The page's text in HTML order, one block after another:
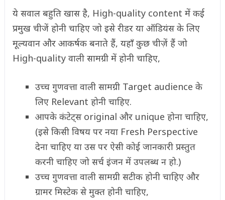
ये सवाल बहुति खास है, High-quality content में कई
प्रमुख चीजें होनी चाहिए जो इसे रीडर या ऑडियंस के लिए
मूल्यवान और आकर्षक बनाते हैं, यहाँ कुछ चीज़ें हैं जो
High-quality वाली सामग्री में होनी चाहिए,
उच्च गुणवत्ता वाली सामग्री Target audience के
लिए Relevant होनी चाहिए.
आपके कंटेट्स original और unique होना चाहिए,
(इसे किसी विषय पर नया Fresh Perspective
देना चाहिए या उस पर ऐसी कोई जानकारी प्रस्तुत
करनी चाहिए जो सर्च इंजन में उपलब्ध न हो.)
उच्च गुणवत्ता वाली सामग्री सटीक होनी चाहिए और
ग्रामर मिस्टेक से मुक्त होनी चाहिए,